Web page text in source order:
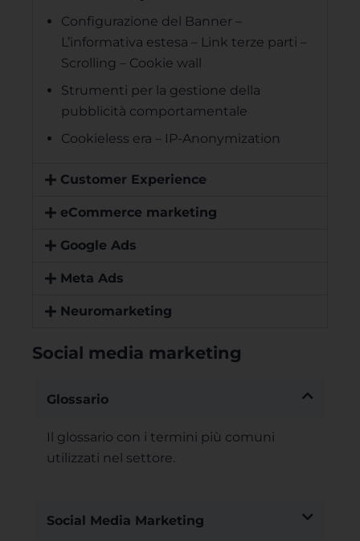
Configurazione del Banner –
L’informativa estesa – Link terze parti –
Scrolling – Cookie wall
Strumenti per la gestione della
pubblicità comportamentale
Cookieless era – IP-Anonymization
Customer Experience
eCommerce marketing
Google Ads
Meta Ads
Neuromarketing
Social media marketing
Glossario
Il glossario con i termini più comuni
utilizzati nel settore.
Social Media Marketing